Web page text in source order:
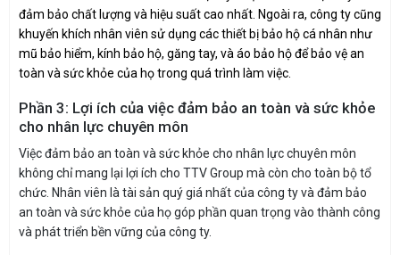
đảm bảo chất lượng và hiệu suất cao nhất. Ngoài ra, công ty cũng
khuyến khích nhân viên sử dụng các thiết bị bảo hộ cá nhân như
mũ bảo hiểm, kính bảo hộ, găng tay, và áo bảo hộ để bảo vệ an
toàn và sức khỏe của họ trong quá trình làm việc.
Phần 3: Lợi ích của việc đảm bảo an toàn và sức khỏe
cho nhân lực chuyên môn
Việc đảm bảo an toàn và sức khỏe cho nhân lực chuyên môn
không chỉ mang lại lợi ích cho TTV Group mà còn cho toàn bộ tổ
chức. Nhân viên là tài sản quý giá nhất của công ty và đảm bảo
an toàn và sức khỏe của họ góp phần quan trọng vào thành công
và phát triển bền vững của công ty.